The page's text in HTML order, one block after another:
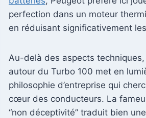
perfection dans un moteur
en réduisant significativement
Au-delà des aspects
autour du Turbo 100 met en
philosophie d’entreprise qui
cœur des conducteurs. La
“non déceptivité” traduit bien